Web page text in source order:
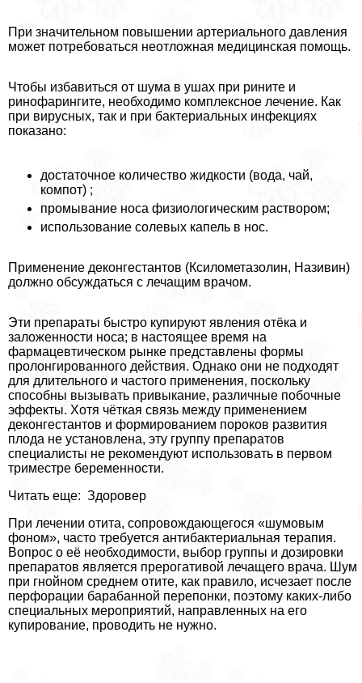
При значительном повышении артериального давления
может потребоваться неотложная медицинская помощь.
Чтобы избавиться от шума в ушах при рините и
ринофарингите, необходимо комплексное лечение. Как
при вирусных, так и при бактериальных инфекциях
показано:
достаточное количество жидкости (вода, чай,
компот) ;
промывание носа физиологическим раствором;
использование солевых капель в нос.
Применение деконгестантов (Ксилометазолин, Називин)
должно обсуждаться с лечащим врачом.
Эти препараты быстро купируют явления отёка и
заложенности носа; в настоящее время на
фармацевтическом рынке представлены формы
пролонгированного действия. Однако они не подходят
для длительного и частого применения, поскольку
способны вызывать привыкание, различные побочные
эффекты. Хотя чёткая связь между применением
деконгестантов и формированием пороков развития
плода не установлена, эту группу препаратов
специалисты не рекомендуют использовать в первом
триместре беременности.
Читать еще: Здоровер
При лечении отита, сопровождающегося «шумовым
фоном», часто требуется антибактериальная терапия.
Вопрос о её необходимости, выбор группы и дозировки
препаратов является прерогативой лечащего врача. Шум
при гнойном среднем отите, как правило, исчезает после
перфорации баpaбанной перепонки, поэтому каких-либо
специальных мероприятий, направленных на его
купирование, проводить не нужно.